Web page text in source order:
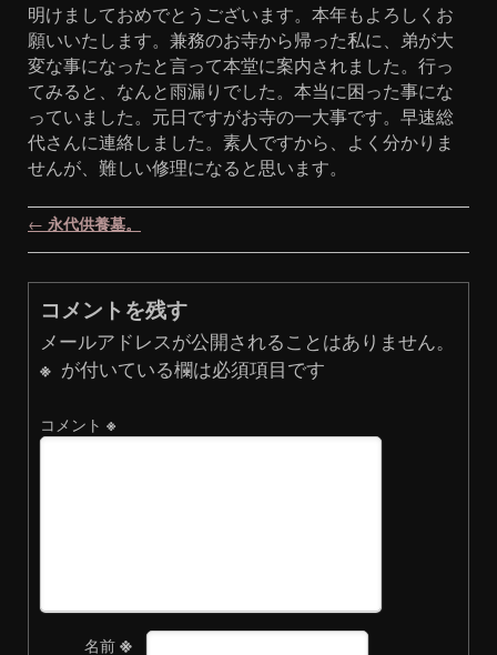
明けましておめでとうございます。本年もよろしくお
願いいたします。兼務のお寺から帰った私に、弟が大
変な事になったと言って本堂に案内されました。行っ
てみると、なんと雨漏りでした。本当に困った事にな
っていました。元日ですがお寺の一大事です。早速総
代さんに連絡しました。素人ですから、よく分かりま
せんが、難しい修理になると思います。
投稿ナビゲーション
← 永代供養墓。
コメントを残す
メールアドレスが公開されることはありません。
※ が付いている欄は必須項目です
コメント ※
名前※